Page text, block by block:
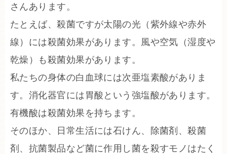
さんあります。
たとえば、殺菌ですが太陽の光（紫外線や赤外
線）には殺菌効果があります。風や空気（湿度や
乾燥）も殺菌効果があります。
私たちの身体の白血球には次亜塩素酸がありま
す。消化器官には胃酸という強塩酸があります。
有機酸は殺菌効果を持ちます。
そのほか、日常生活には石けん、除菌剤、殺菌
剤、抗菌製品など菌に作用し菌を殺すモノはたく